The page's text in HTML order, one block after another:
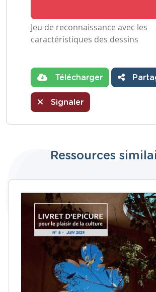
Jeu de reconnaissance avec les
caractéristiques des dessins
Télécharger
Signaler
Ressources